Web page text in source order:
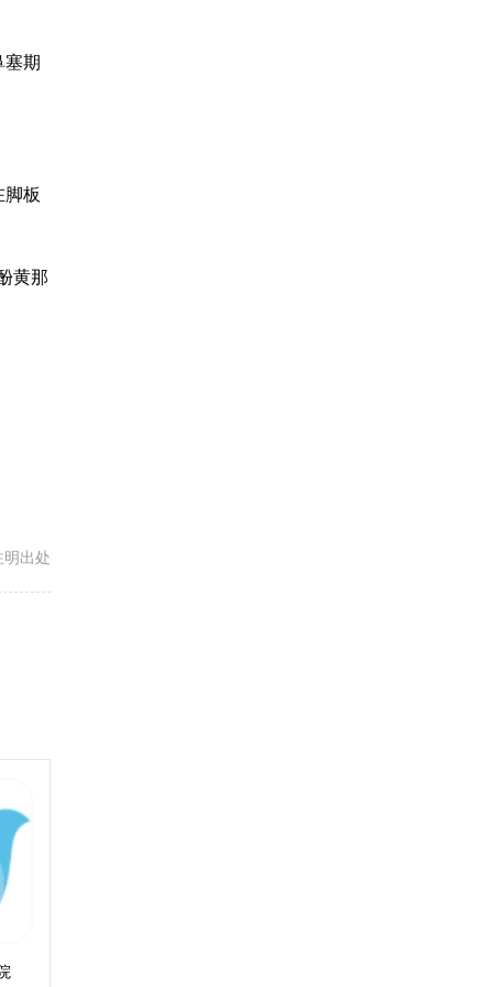
期
板
黄那
出处